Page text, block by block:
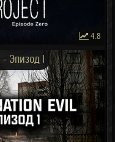
4.8
Эпизод I